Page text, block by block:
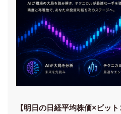
【明日の⽇経平均株価×ビッ